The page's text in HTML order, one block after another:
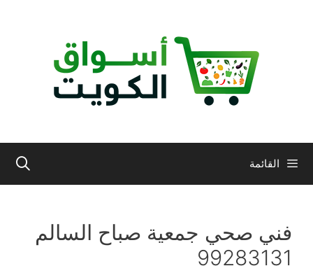
القائمة
فني صحي جمعية صباح السالم
99283131